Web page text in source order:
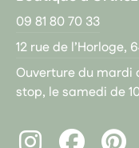
09 81 80 70 33
12 rue de l’Horloge,
Ouverture du mardi
stop, le samedi de
InstagramFacebook